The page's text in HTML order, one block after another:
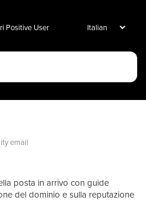
Positive User
email
posta in arrivo con guide
del dominio e sulla reputazione